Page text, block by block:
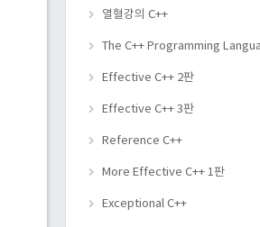
열혈강의 C++
The C++ Programming
Effective C++ 2판
Effective C++ 3판
Reference C++
More Effective C++ 1판
Exceptional C++